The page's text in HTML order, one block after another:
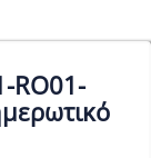
RO01-